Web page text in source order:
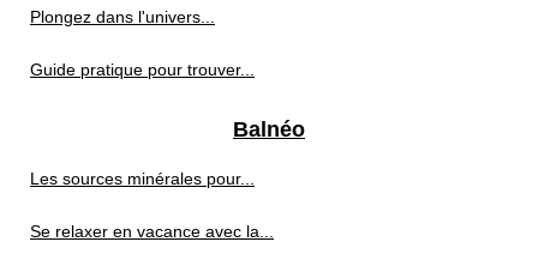
Plongez dans l'univers...
Guide pratique pour trouver...
Balnéo
Les sources minérales pour...
Se relaxer en vacance avec la...